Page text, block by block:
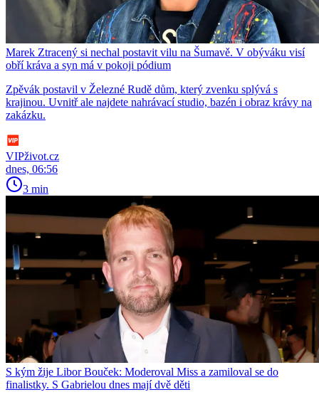
Marek Ztracený si nechal postavit vilu na Šumavě. V obýváku visí
obří kráva a syn má v pokoji pódium
Zpěvák postavil v Železné Rudě dům, který zvenku splývá s
krajinou. Uvnitř ale najdete nahrávací studio, bazén i obraz krávy na
zakázku.
VIPživot.cz
dnes, 06:56
3 min
S kým žije Libor Bouček: Moderoval Miss a zamiloval se do
finalistky. S Gabrielou dnes mají dvě děti